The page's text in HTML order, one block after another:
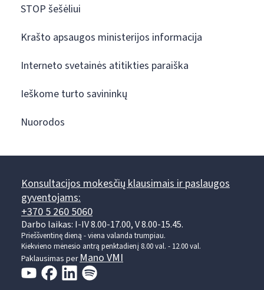
STOP šešėliui
Krašto apsaugos ministerijos informacija
Interneto svetainės atitikties paraiška
Ieškome turto savininkų
Nuorodos
Konsultacijos mokesčių klausimais ir paslaugos
gyventojams:
+370 5 260 5060
Darbo laikas: I-IV 8.00-17.00, V 8.00-15.45.
Prieššventinę dieną - viena valanda trumpiau.
Kiekvieno mėnesio antrą penktadienį 8.00 val. - 12.00 val.
Paklausimas per Mano VMI